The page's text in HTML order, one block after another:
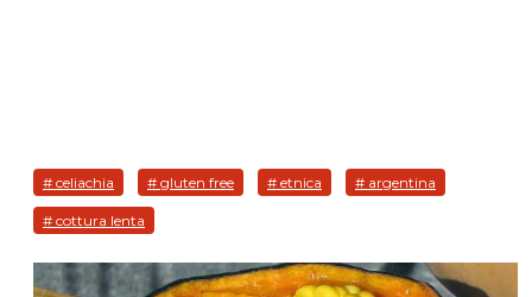
# celiachia # gluten free # etnica # argentina
# cottura lenta